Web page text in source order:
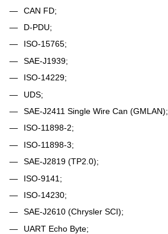
CAN FD;
D-PDU;
ISO-15765;
SAE-J1939;
ISO-14229;
UDS;
SAE-J2411 Single Wire Can (GMLAN);
ISO-11898-2;
ISO-11898-3;
SAE-J2819 (TP2.0);
ISO-9141;
ISO-14230;
SAE-J2610 (Chrysler SCI);
UART Echo Byte;